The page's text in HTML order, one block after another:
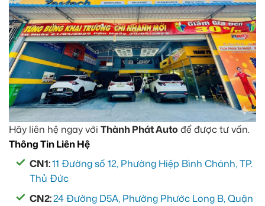
Hãy liên hệ ngay với Thành Phát Auto để được tư vấn.
Thông Tin Liên Hệ
CN1:11 Đường số 12, Phường Hiệp Bình Chánh, TP.
Thủ Đức
CN2:24 Đường D5A, Phường Phước Long B, Quận